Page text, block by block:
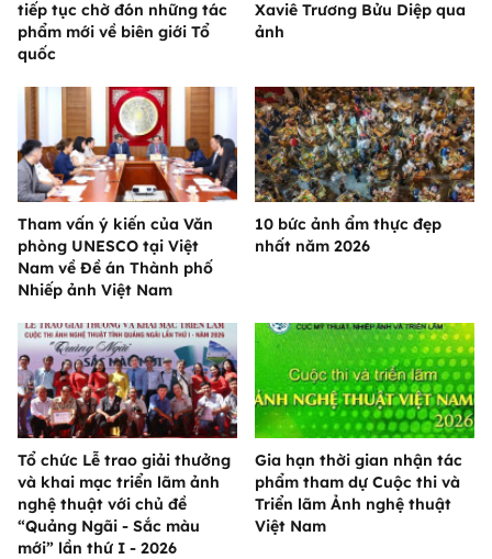
tiếp tục chờ đón những tác
phẩm mới về biên giới Tổ
quốc
Xaviê Trương Bửu Diệp qua
ảnh
Tham vấn ý kiến của Văn
phòng UNESCO tại Việt
Nam về Đề án Thành phố
Nhiếp ảnh Việt Nam
10 bức ảnh ẩm thực đẹp
nhất năm 2026
Tổ chức Lễ trao giải thưởng
và khai mạc triển lãm ảnh
nghệ thuật với chủ đề
“Quảng Ngãi - Sắc màu
mới” lần thứ I - 2026
Gia hạn thời gian nhận tác
phẩm tham dự Cuộc thi và
Triển lãm Ảnh nghệ thuật
Việt Nam